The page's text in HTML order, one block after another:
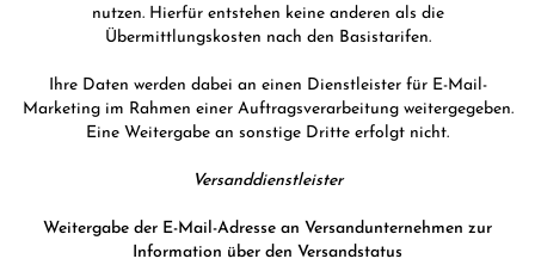
nutzen. Hierfür entstehen keine anderen als die
Übermittlungskosten nach den Basistarifen.
Ihre Daten werden dabei an einen Dienstleister für E-Mail-
Marketing im Rahmen einer Auftragsverarbeitung weitergegeben.
Eine Weitergabe an sonstige Dritte erfolgt nicht.
Versanddienstleister
Weitergabe der E-Mail-Adresse an Versandunternehmen zur
Information über den Versandstatus